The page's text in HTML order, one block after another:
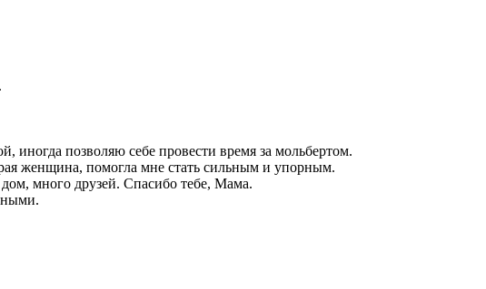
иногда позволяю себе провести время за мольбертом.
женщина, помогла мне стать сильным и упорным.
много друзей. Спасибо тебе, Мама.